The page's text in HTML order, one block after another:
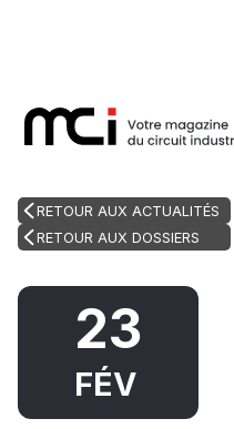
RETOUR AUX ACTUALITÉS
RETOUR AUX DOSSIERS
23
FÉV